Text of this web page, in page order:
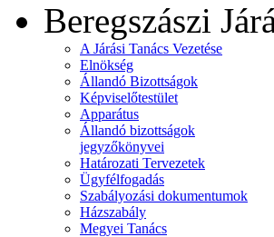
Beregszászi
A Járási Tanács Vezetése
Elnökség
Állandó Bizottságok
Képviselőtestület
Apparátus
Állandó bizottságok
jegyzőkönyvei
Határozati Tervezetek
Ügyfélfogadás
Szabályozási dokumentumok
Házszabály
Megyei Tanács